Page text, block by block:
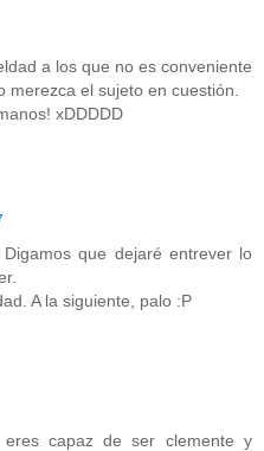
a los que no es conveniente
merezca el sujeto en cuestión.
xDDDDD
que dejaré entrever lo
A la siguiente, palo :P
capaz de ser clemente y